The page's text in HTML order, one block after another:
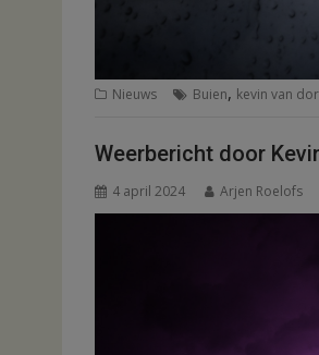
Nieuws Buien, kevin van
Weerbericht door
4 april 2024 Arjen Roelofs